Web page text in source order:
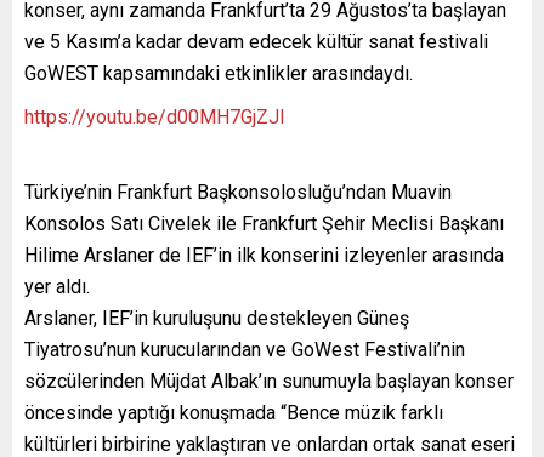
konser, aynı zamanda Frankfurt’ta 29 Ağustos’ta başlayan
ve 5 Kasım’a kadar devam edecek kültür sanat festivali
GoWEST kapsamındaki etkinlikler arasındaydı.
https://youtu.be/d00MH7GjZJI
Türkiye’nin Frankfurt Başkonsolosluğu’ndan Muavin
Konsolos Satı Civelek ile Frankfurt Şehir Meclisi Başkanı
Hilime Arslaner de IEF’in ilk konserini izleyenler arasında
yer aldı.
Arslaner, IEF’in kuruluşunu destekleyen Güneş
Tiyatrosu’nun kurucularından ve GoWest Festivali’nin
sözcülerinden Müjdat Albak’ın sunumuyla başlayan konser
öncesinde yaptığı konuşmada “Bence müzik farklı
kültürleri birbirine yaklaştıran ve onlardan ortak sanat eseri